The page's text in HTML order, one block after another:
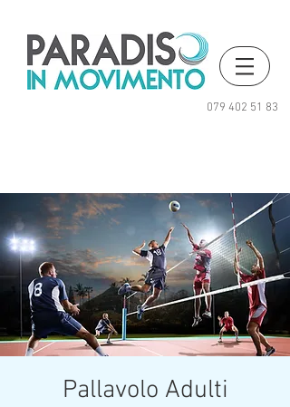
079 402 51 83
Pallavolo Adulti